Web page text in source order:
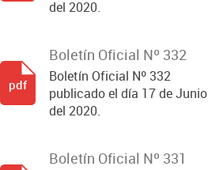
del 2020.
Boletín Oficial Nº 332
Boletín Oficial Nº 332
publicado el día 17 de Junio
del 2020.
pdf
Boletín Oficial Nº 331